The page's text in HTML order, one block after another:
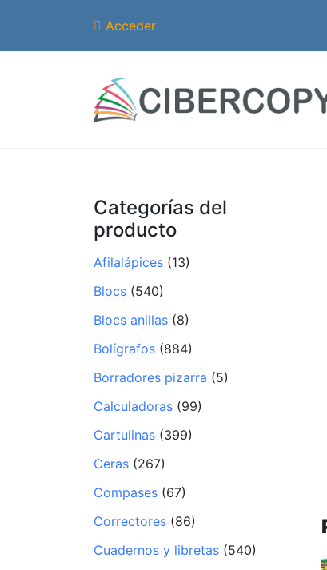
Acceder
Categorías del
producto
Afilalápices (13)
Blocs (540)
Blocs anillas (8)
Bolígrafos (884)
Borradores pizarra (5)
Calculadoras (99)
Cartulinas (399)
Ceras (267)
Compases (67)
Correctores (86)
Cuadernos y libretas (540)